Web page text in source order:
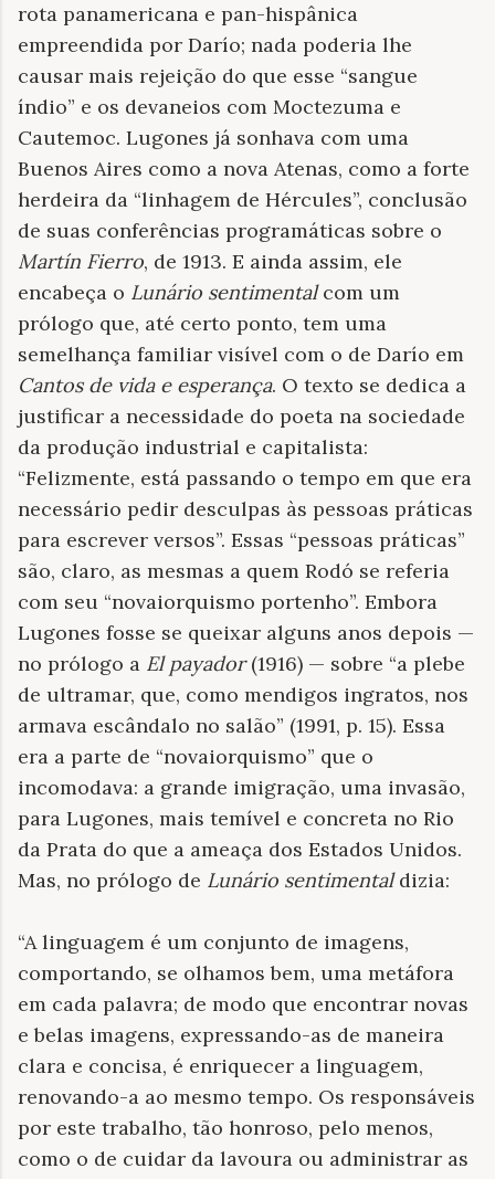
rota panamericana e pan-hispânica
empreendida por Darío; nada poderia lhe
causar mais rejeição do que esse “sangue
índio” e os devaneios com Moctezuma e
Cautemoc. Lugones já sonhava com uma
Buenos Aires como a nova Atenas, como a forte
herdeira da “linhagem de Hércules”, conclusão
de suas conferências programáticas sobre o
Martín Fierro, de 1913. E ainda assim, ele
encabeça o Lunário sentimentalcom um
prólogo que, até certo ponto, tem uma
semelhança familiar visível com o de Darío em
Cantos de vida e esperança. O texto se dedica a
justificar a necessidade do poeta na sociedade
da produção industrial e capitalista:
“Felizmente, está passando o tempo em que era
necessário pedir desculpas às pessoas práticas
para escrever versos”. Essas “pessoas práticas”
são, claro, as mesmas a quem Rodó se referia
com seu “novaiorquismo portenho”. Embora
Lugones fosse se queixar alguns anos depois —
no prólogo a El payador(1916) — sobre “a plebe
de ultramar, que, como mendigos ingratos, nos
armava escândalo no salão” (1991, p. 15). Essa
era a parte de “novaiorquismo” que o
incomodava: a grande imigração, uma invasão,
para Lugones, mais temível e concreta no Rio
da Prata do que a ameaça dos Estados Unidos.
Mas, no prólogo de Lunário sentimentaldizia:
“A linguagem é um conjunto de imagens,
comportando, se olhamos bem, uma metáfora
em cada palavra; de modo que encontrar novas
e belas imagens, expressando-as de maneira
clara e concisa, é enriquecer a linguagem,
renovando-a ao mesmo tempo. Os responsáveis
​​por este trabalho, tão honroso, pelo menos,
como o de cuidar da lavoura ou administrar as